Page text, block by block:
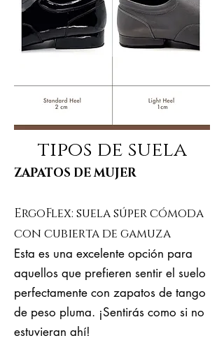
tipos de suela
ZAPATOS DE MUJER
ErgoFlex: suela súper cómoda
con cubierta de gamuza
Esta es una excelente opción para
aquellos que prefieren sentir el suelo
perfectamente con zapatos de tango
de peso pluma. ¡Sentirás como si no
estuvieran ahí!